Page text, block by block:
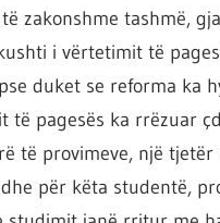
zakonshme tashmë,
i vërtetimit të
duket se reforma ka
pagesës ka rrëzuar
të provimeve, një
për këta studentë,